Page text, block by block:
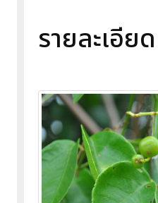
รายละเอียด